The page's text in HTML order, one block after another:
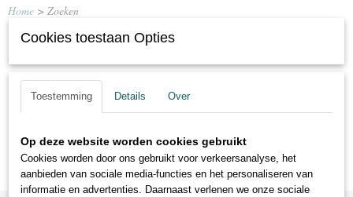
Home > Zoeken
Zoekresultaten
Dit is de pagina footer. Dit blok is over de gehele breedte van de webshop
Cookies toestaan Opties
Toestemming Details Over
Op deze website worden cookies gebruikt
Cookies worden door ons gebruikt voor verkeersanalyse, het
aanbieden van sociale media-functies en het personaliseren van
informatie en advertenties. Daarnaast verlenen we onze sociale